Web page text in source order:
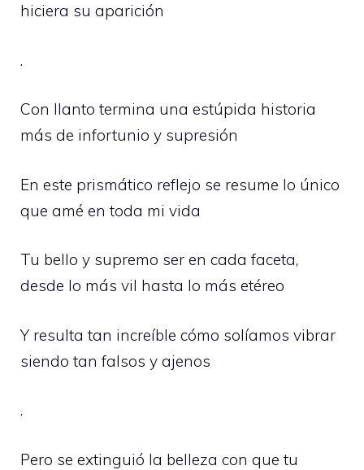
hiciera su aparición
.
Con llanto termina una estúpida historia
más de infortunio y supresión
En este prismático reflejo se resume lo único
que amé en toda mi vida
Tu bello y supremo ser en cada faceta,
desde lo más vil hasta lo más etéreo
Y resulta tan increíble cómo solíamos vibrar
siendo tan falsos y ajenos
.
Pero se extinguió la belleza con que tu